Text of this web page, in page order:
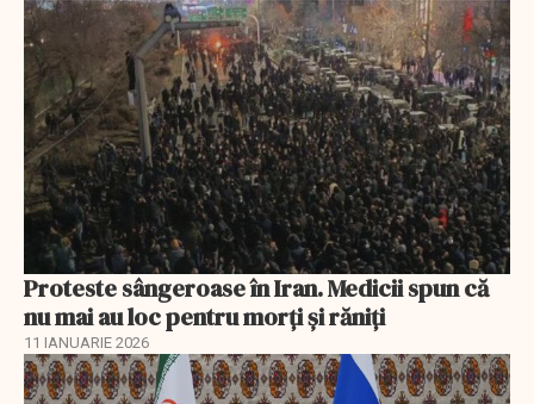
Proteste sângeroase în Iran. Medicii spun că
nu mai au loc pentru morți și răniți
11 IANUARIE 2026